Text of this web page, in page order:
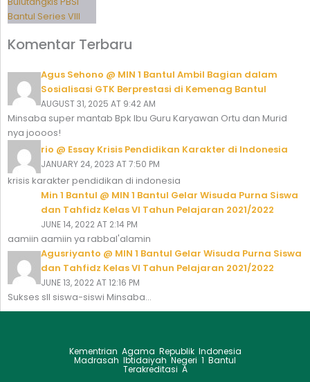
Komentar Terbaru
Agus Sehono @ MIN 1 Bantul Ambil Bagian dalam
Sosialisasi GTK Berprestasi di Kemenag Bantul
AUGUST 31, 2025 AT 9:42 AM
Minsaba super mantab Bpk Ibu Guru Karyawan Ortu dan Murid
nya joooos!
rio @ Essay Krisis Pendidikan Karakter di Indonesia
JANUARY 24, 2023 AT 7:50 PM
krisis karakter pendidikan di indonesia
Min 1 Bantul @ MIN 1 Bantul Gelar Wisuda Purna Siswa
dan Tahfidz Kelas VI Tahun Pelajaran 2021/2022
JUNE 14, 2022 AT 2:14 PM
aamiin aamiin ya rabbal'alamin
Agusriyanto @ MIN 1 Bantul Gelar Wisuda Purna Siswa
dan Tahfidz Kelas VI Tahun Pelajaran 2021/2022
JUNE 13, 2022 AT 12:16 PM
Sukses sll siswa-siswi Minsaba...
Kementrian Agama Republik Indonesia
Madrasah Ibtidaiyah Negeri 1 Bantul
Terakreditasi A